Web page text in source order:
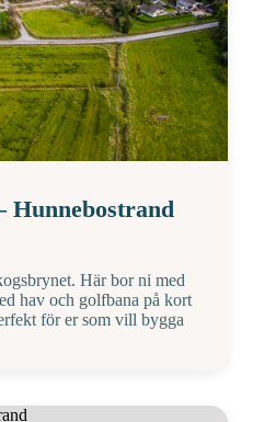
Hunnebostrand
Här bor ni med
hav och golfbana på kort
för er som vill bygga